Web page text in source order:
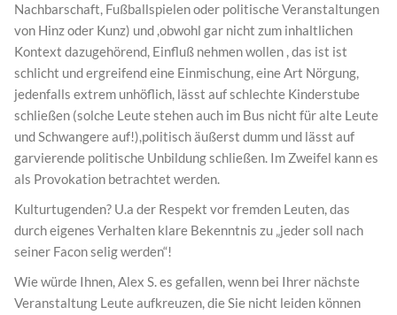
Nachbarschaft, Fußballspielen oder politische Veranstaltungen
von Hinz oder Kunz) und ,obwohl gar nicht zum inhaltlichen
Kontext dazugehörend, Einfluß nehmen wollen , das ist ist
schlicht und ergreifend eine Einmischung, eine Art Nörgung,
jedenfalls extrem unhöflich, lässt auf schlechte Kinderstube
schließen (solche Leute stehen auch im Bus nicht für alte Leute
und Schwangere auf!),politisch äußerst dumm und lässt auf
garvierende politische Unbildung schließen. Im Zweifel kann es
als Provokation betrachtet werden.
Kulturtugenden? U.a der Respekt vor fremden Leuten, das
durch eigenes Verhalten klare Bekenntnis zu „jeder soll nach
seiner Facon selig werden“!
Wie würde Ihnen, Alex S. es gefallen, wenn bei Ihrer nächste
Veranstaltung Leute aufkreuzen, die Sie nicht leiden können